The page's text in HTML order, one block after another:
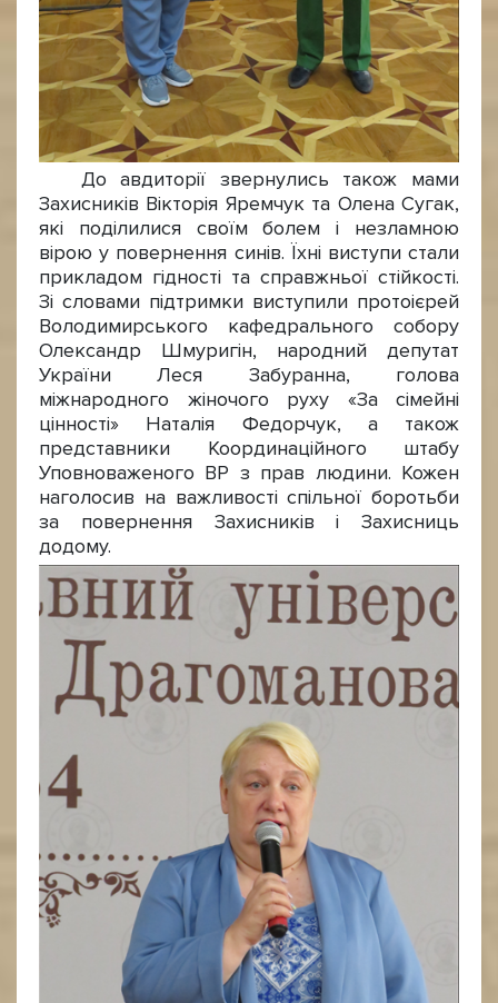
До авдиторії звернулись також мами
Захисників Вікторія Яремчук та Олена Сугак,
які поділилися своїм болем і незламною
вірою у повернення синів. Їхні виступи стали
прикладом гідності та справжньої стійкості.
Зі словами підтримки виступили протоієрей
Володимирського кафедрального собору
Олександр Шмуригін, народний депутат
України Леся Забуранна, голова
міжнародного жіночого руху «За сімейні
цінності» Наталія Федорчук, а також
представники Координаційного штабу
Уповноваженого ВР з прав людини. Кожен
наголосив на важливості спільної боротьби
за повернення Захисників і Захисниць
додому.